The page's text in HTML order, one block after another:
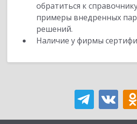
обратиться к
примеры внедренных
решений.
Наличие у фирмы